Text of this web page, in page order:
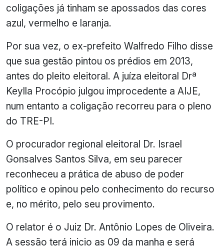
coligações já tinham se apossados das cores
azul, vermelho e laranja.
Por sua vez, o ex-prefeito Walfredo Filho disse
que sua gestão pintou os prédios em 2013,
antes do pleito eleitoral. A juíza eleitoral Drª
Keylla Procópio julgou improcedente a AIJE,
num entanto a coligação recorreu para o pleno
do TRE-PI.
O procurador regional eleitoral Dr. Israel
Gonsalves Santos Silva, em seu parecer
reconheceu a prática de abuso de poder
político e opinou pelo conhecimento do recurso
e, no mérito, pelo seu provimento.
O relator é o Juiz Dr. Antônio Lopes de Oliveira.
A sessão terá inicio as 09 da manha e será